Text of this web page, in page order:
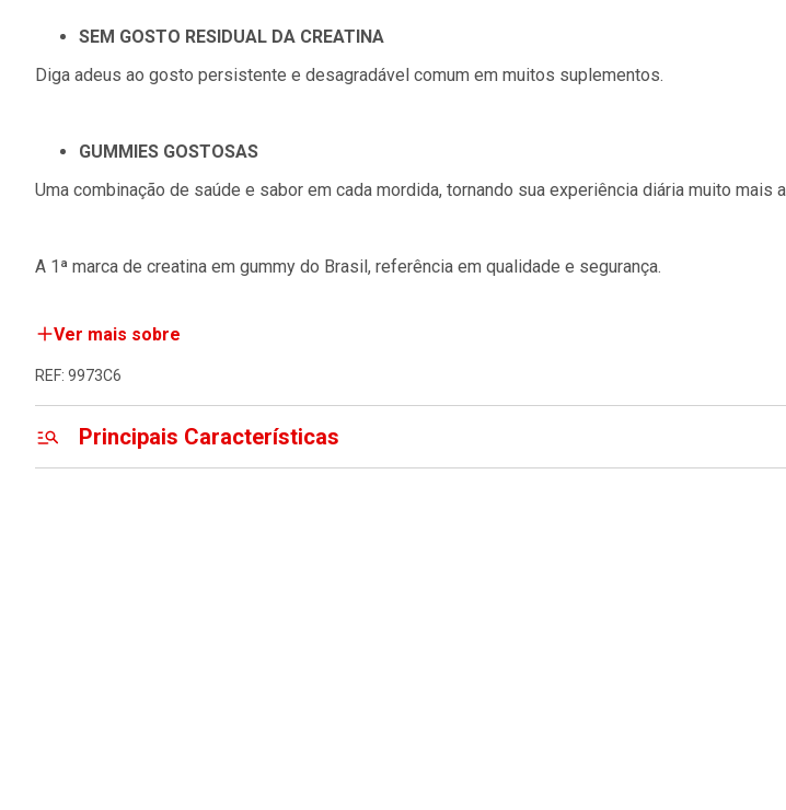
SEM GOSTO RESIDUAL DA CREATINA
Diga adeus ao gosto persistente e desagradável comum em muitos suplementos.
GUMMIES GOSTOSAS
Uma combinação de saúde e sabor em cada mordida, tornando sua experiência diária muito mais
A 1ª marca de creatina em gummy do Brasil, referência em qualidade e segurança.
Ver mais sobre
REF: 9973C6
Principais Características